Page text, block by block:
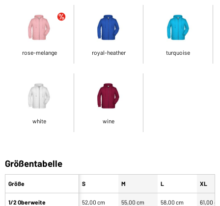
rose-melange royal-heather turquoise
white wine
Größentabelle
Größe
1/2 Oberweite
S M L XL
52,00 cm 55,00 cm 58,00 cm 61,00